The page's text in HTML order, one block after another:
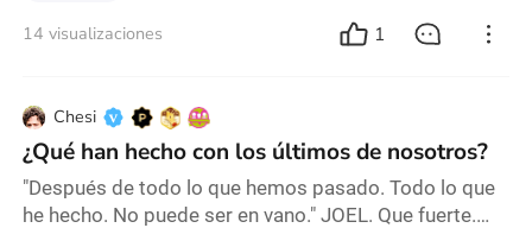
14 visualizaciones 1
Chesi
¿Qué han hecho con los últimos de nosotros?
"Después de todo lo que hemos pasado. Todo lo que
he hecho. No puede ser en vano." JOEL. Que fuerte.